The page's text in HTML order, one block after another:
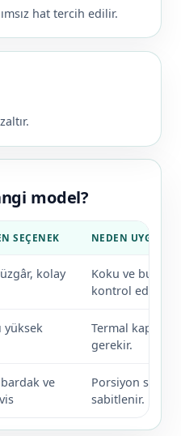
hat tercih edilir.
model?
SEÇENEK NEDEN UYGUN?
kolay
Koku ve buhar
kontrol edilir.
yüksek
Termal kapak
gerekir.
ve
Porsiyon
sabitlenir.